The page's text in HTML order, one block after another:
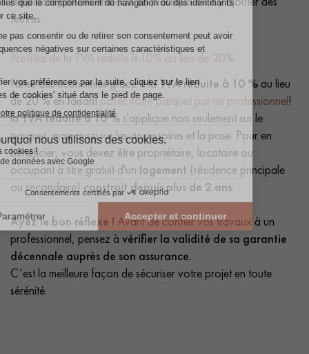
feutres.
Profitez de la TVA réduite à 10% au lieu de 20%
Faites des économies grâce à laTVA réduite à 10 % au lieu
de 20 % en faisantposer votre parquet par un professionnel!
laTVA réduite à 10 % s'applique non seulement sur le
parquet, mais aussi sur les accessoires et la pose. Pour en
bénéficier, vous devez être propriétaire, locataire ou
occupant à titre gratuit d'un logement (résidence principale
ou secondaire) construit depuis plus de 2 ans.
Ayez le bon réflexe ! Avant de confier vos travaux à un
professionnel, pensez à vérifier la validité de sa garantie
décennale auprès de son assurance.
C’est la meilleure façon de sécuriser votre projet en toute
sérénité.